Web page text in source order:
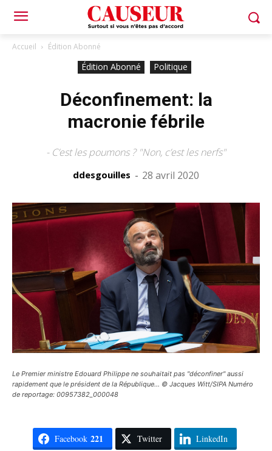
Accueil Édition Abonné
Édition Abonné Politique
Déconfinement: la
macronie fébrile
- C’est les poumons ? "Non, c’est les nerfs"
ddesgouilles - 28 avril 2020
Le Premier ministre Edouard Philippe ne souhaitait pas "déconfiner" aussi
rapidement que le président de la République... © Jacques Witt/SIPA Numéro
de reportage: 00957382_000048
Facebook 221 Twitter LinkedIn